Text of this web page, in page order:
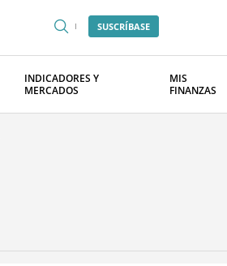
SUSCRÍBASE
INDICADORES Y
MERCADOS
MIS
FINANZAS